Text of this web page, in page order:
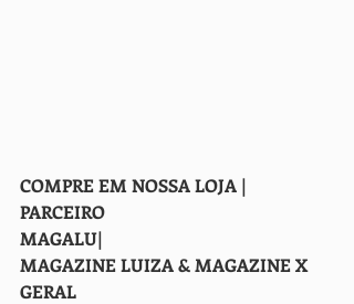
COMPRE EM NOSSA LOJA |
PARCEIRO
MAGALU|
MAGAZINE LUIZA & MAGAZINE X
GERAL